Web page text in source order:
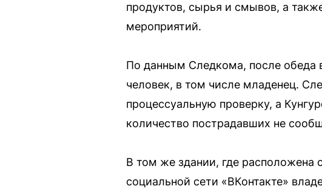
продуктов, сырья и смывов, а
мероприятий.
По данным Следкома, после обеда
человек, в том числе младенец.
процессуальную проверку, а
количество пострадавших не
В том же здании, где расположена
социальной сети «ВКонтакте»